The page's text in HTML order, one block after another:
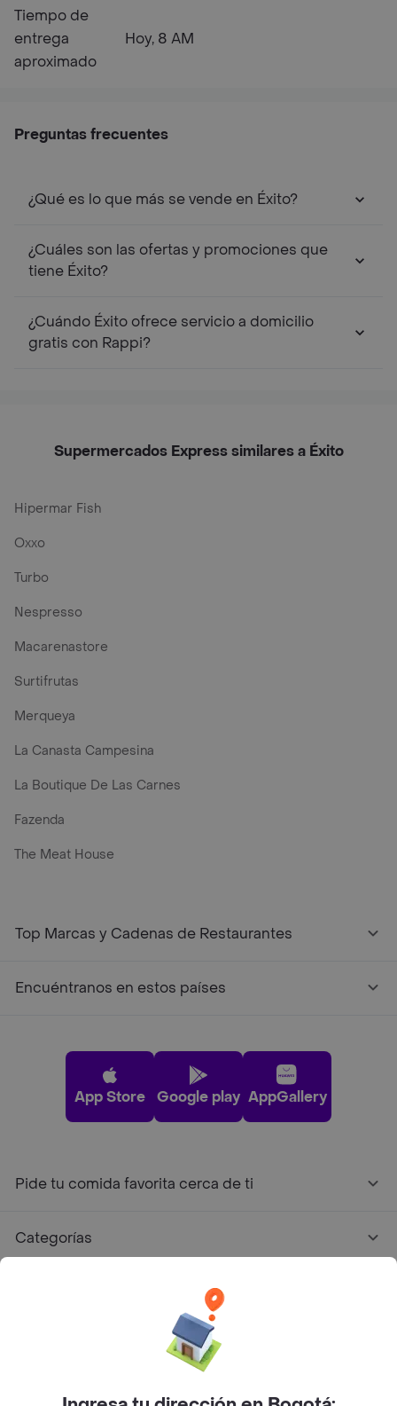
Tiempo de
entrega
aproximado
Hoy, 8 AM
Preguntas frecuentes
¿Qué es lo que más se vende en Éxito?
¿Cuáles son las ofertas y promociones que
tiene Éxito?
¿Cuándo Éxito ofrece servicio a domicilio
gratis con Rappi?
Supermercados Express similares a Éxito
Hipermar Fish
Oxxo
Turbo
Nespresso
Macarenastore
Surtifrutas
Merqueya
La Canasta Campesina
La Boutique De Las Carnes
Fazenda
The Meat House
Top Marcas y Cadenas de Restaurantes
Encuéntranos en estos países
App Store Google play AppGallery
Pide tu comida favorita cerca de ti
Categorías
Facebook
Twitter
Instagram